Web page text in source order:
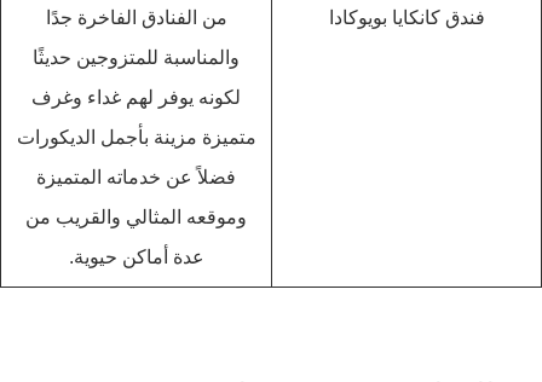
فندق كانكايا بويوكادا
من الفنادق الفاخرة جدًا
والمناسبة للمتزوجين حديثًا
لكونه يوفر لهم غداء وغرف
متميزة مزينة بأجمل الديكورات
فضلاً عن خدماته المتميزة
وموقعه المثالي والقريب من
عدة أماكن حيوية.